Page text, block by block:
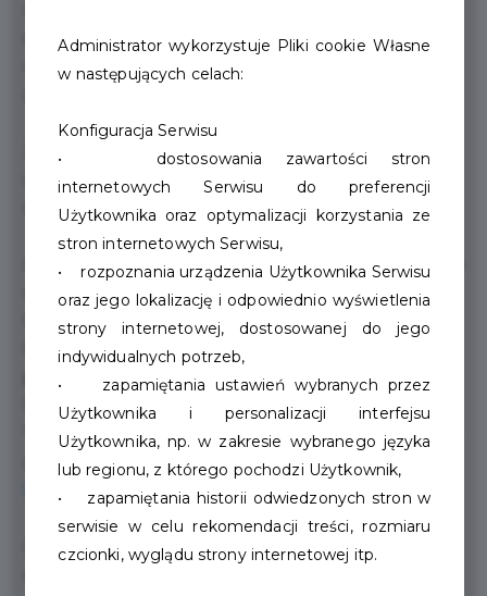
roweru miejskiego mieszkańcy i turyści jeszcze chętniej
wybiorą go zarówno do celów rekreacyjnych jak i
Z Kartą Mieszkańca mogą Państwo korzystać z
wypożyczalni rowerów miejskich w niższej cenie,
szczegółowy cennik znajdą Państwo poniżej.
Aby cieszyć się niższymi cenami należy zalogować się na
stroniehttps://swrm.szczecinek.pl/(nie w aplikacji
SWMR) i w zakładce "Profil" dodać numer swojej Karty
Mieszkańca (Karty mobilne mają 13 cyfr, Karty
plastikowe 8 cyfr) oraz jej czterocyfrowy PIN.
PIN do Karty Mieszkańca znajdą Państwo w aplikacji
"Mój Szczecinek" po wejściu w MENU --> PROFIL lub po
zalogowaniu się na swoje konto na stronie
https://karta.szczecinek.pl także w zakładce "Profil".
Operatorem systemu jest Komunikacja Miejska Sp. z
Administrator wykorzystuje Pliki cookie Własne
w następujących celach:
Konfiguracja Serwisu
• dostosowania zawartości stron
internetowych Serwisu do preferencji
Użytkownika oraz optymalizacji korzystania ze
stron internetowych Serwisu,
• rozpoznania urządzenia Użytkownika Serwisu
oraz jego lokalizację i odpowiednio wyświetlenia
strony internetowej, dostosowanej do jego
indywidualnych potrzeb,
• zapamiętania ustawień wybranych przez
Użytkownika i personalizacji interfejsu
Użytkownika, np. w zakresie wybranego języka
lub regionu, z którego pochodzi Użytkownik,
• zapamiętania historii odwiedzonych stron w
serwisie w celu rekomendacji treści, rozmiaru
czcionki, wyglądu strony internetowej itp.